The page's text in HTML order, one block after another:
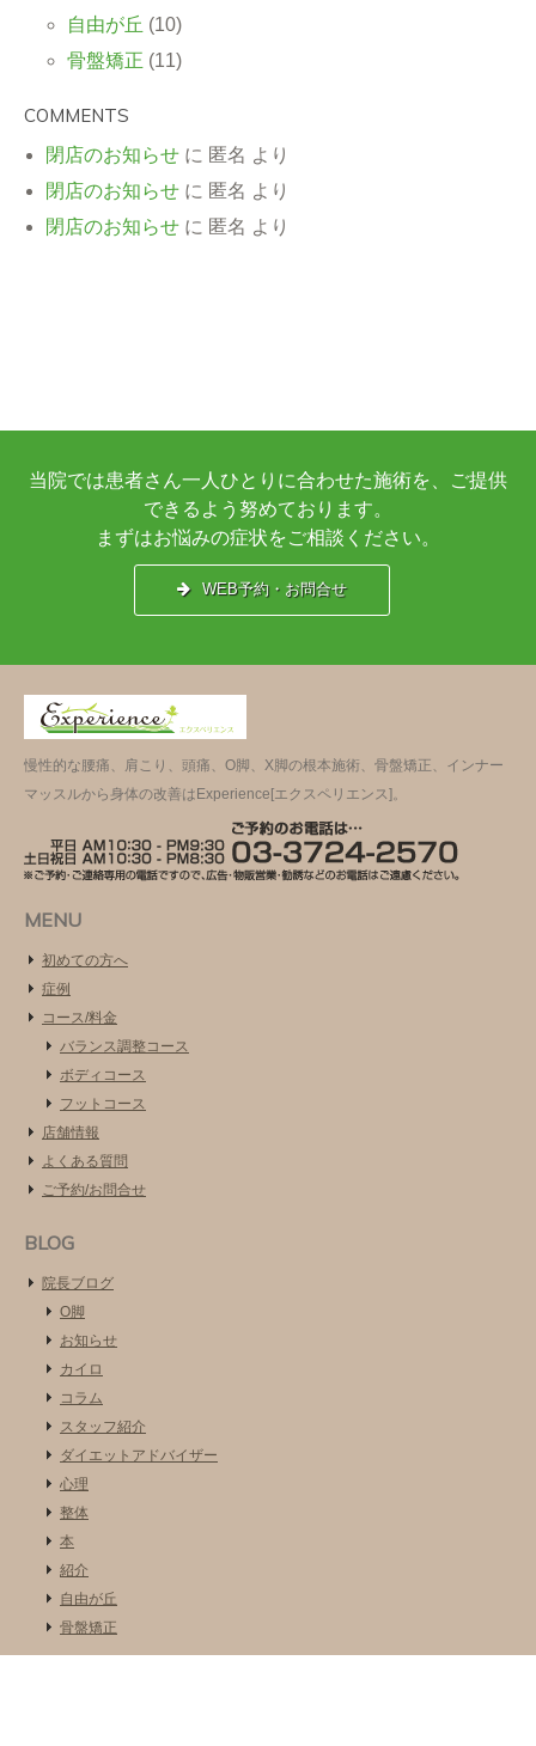
自由が丘 (10)
骨盤矯正 (11)
COMMENTS
閉店のお知らせ に 匿名 より
閉店のお知らせ に 匿名 より
閉店のお知らせ に 匿名 より
当院では患者さん一人ひとりに合わせた施術を、ご提供
できるよう努めております。
まずはお悩みの症状をご相談ください。
WEB予約・お問合せ
慢性的な腰痛、肩こり、頭痛、O脚、X脚の根本施術、骨盤矯正、インナー
マッスルから身体の改善はExperience[エクスペリエンス]。
MENU
初めての方へ
症例
コース/料金
バランス調整コース
ボディコース
フットコース
店舗情報
よくある質問
ご予約/お問合せ
BLOG
院長ブログ
O脚
お知らせ
カイロ
コラム
スタッフ紹介
ダイエットアドバイザー
心理
整体
本
紹介
自由が丘
骨盤矯正